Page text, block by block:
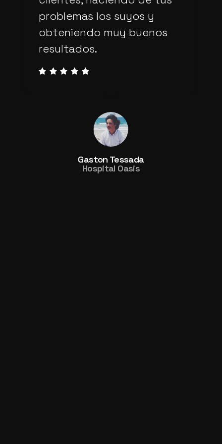
actualización de la página,
fue bastante pronta, en
menos de una semana ya
se había realizado el